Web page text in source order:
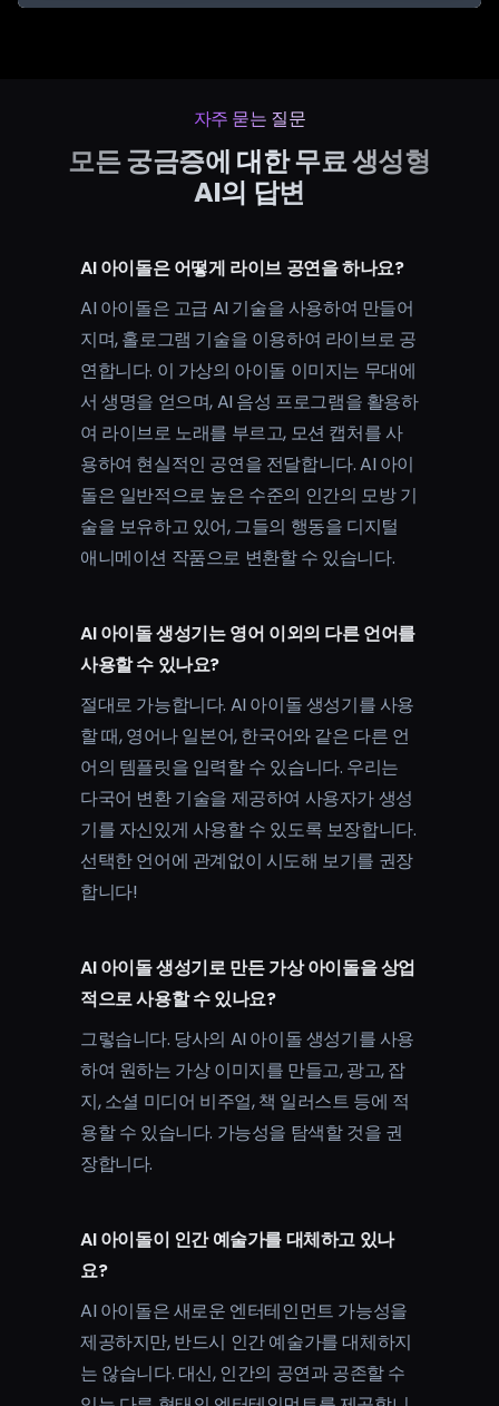
자주 묻는 질문
모든 궁금증에 대한 무료 생성형
AI의 답변
AI 아이돌은 어떻게 라이브 공연을 하나요?
AI 아이돌은 고급 AI 기술을 사용하여 만들어
지며, 홀로그램 기술을 이용하여 라이브로 공
연합니다. 이 가상의 아이돌 이미지는 무대에
서 생명을 얻으며, AI 음성 프로그램을 활용하
여 라이브로 노래를 부르고, 모션 캡처를 사
용하여 현실적인 공연을 전달합니다. AI 아이
돌은 일반적으로 높은 수준의 인간의 모방 기
술을 보유하고 있어, 그들의 행동을 디지털
애니메이션 작품으로 변환할 수 있습니다.
AI 아이돌 생성기는 영어 이외의 다른 언어를
사용할 수 있나요?
절대로 가능합니다. AI 아이돌 생성기를 사용
할 때, 영어나 일본어, 한국어와 같은 다른 언
어의 템플릿을 입력할 수 있습니다. 우리는
다국어 변환 기술을 제공하여 사용자가 생성
기를 자신있게 사용할 수 있도록 보장합니다.
선택한 언어에 관계없이 시도해 보기를 권장
합니다!
AI 아이돌 생성기로 만든 가상 아이돌을 상업
적으로 사용할 수 있나요?
그렇습니다. 당사의 AI 아이돌 생성기를 사용
하여 원하는 가상 이미지를 만들고, 광고, 잡
지, 소셜 미디어 비주얼, 책 일러스트 등에 적
용할 수 있습니다. 가능성을 탐색할 것을 권
장합니다.
AI 아이돌이 인간 예술가를 대체하고 있나
요?
AI 아이돌은 새로운 엔터테인먼트 가능성을
제공하지만, 반드시 인간 예술가를 대체하지
는 않습니다. 대신, 인간의 공연과 공존할 수